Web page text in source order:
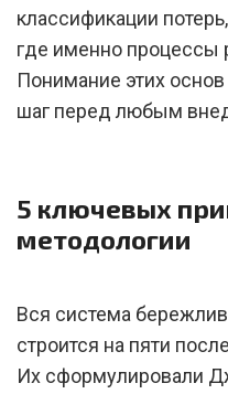
классификации
где именно процессы
Понимание этих
шаг перед любым
5 ключевых
методологии
Вся система
строится на пяти
Их сформулировали